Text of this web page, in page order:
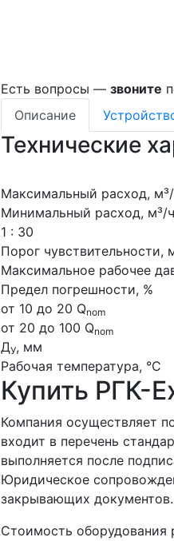
Есть вопросы — звоните
Описание
Технические
Максимальный расход,
Минимальный расход, м³/
1 : 30
Порог чувствительности,
Максимальное рабочее
Предел погрешности, %
от 10 до 20 Qnom
от 20 до 100 Qnom
ДУ, мм
Рабочая температура, °С
Купить РГК-
Компания осуществляет
входит в перечень
выполняется после
Юридическое
закрывающих документов.
Стоимость оборудования